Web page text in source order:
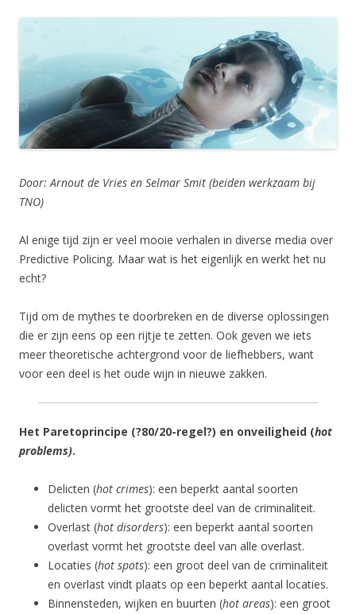
Door: Arnout de Vries en Selmar Smit (beiden werkzaam bij
TNO)
Al enige tijd zijn er veel mooie verhalen in diverse media over
Predictive Policing. Maar wat is het eigenlijk en werkt het nu
echt?
Tijd om de mythes te doorbreken en de diverse oplossingen
die er zijn eens op een rijtje te zetten. Ook geven we iets
meer theoretische achtergrond voor de liefhebbers, want
voor een deel is het oude wijn in nieuwe zakken.
Het Paretoprincipe (?80/20-regel?) en onveiligheid (hot
problems).
Delicten (hot crimes): een beperkt aantal soorten
delicten vormt het grootste deel van de criminaliteit.
Overlast (hot disorders): een beperkt aantal soorten
overlast vormt het grootste deel van alle overlast.
Locaties (hot spots): een groot deel van de criminaliteit
en overlast vindt plaats op een beperkt aantal locaties.
Binnensteden, wijken en buurten (hot areas): een groot